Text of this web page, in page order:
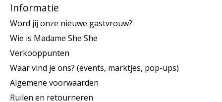
Informatie
Word jij onze nieuwe gastvrouw?
Wie is Madame She She
Verkooppunten
Waar vind je ons? (events, marktjes, pop-ups)
Algemene voorwaarden
Ruilen en retourneren